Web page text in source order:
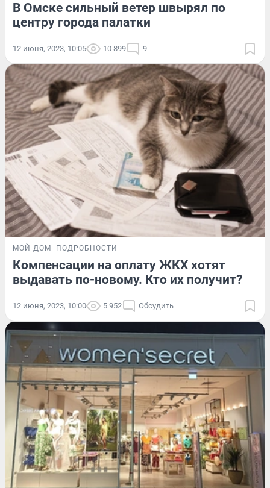
В Омске сильный ветер швырял по
центру города палатки
12 июня, 2023, 10:05 10 899 9
МОЙ ДОМ ПОДРОБНОСТИ
Компенсации на оплату ЖКХ хотят
выдавать по-новому. Кто их получит?
12 июня, 2023, 10:00 5 952 Обсудить